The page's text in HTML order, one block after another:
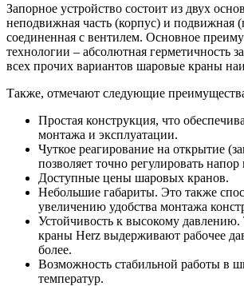
Запорное устройство состоит из двух
неподвижная часть (корпус) и подвижная
соединенная с вентилем. Основное
технологии – абсолютная герметичность
всех прочих вариантов шаровые краны
Также, отмечают следующие
Простая конструкция, что
монтажа и эксплуатации.
Чуткое реагирование на открытие
позволяет точно регулировать
Доступные цены шаровых кранов.
Небольшие габариты. Это также
увеличению удобства монтажа
Устойчивость к высокому
краны Herz выдерживают рабочее
более.
Возможность стабильной работы в
температур.